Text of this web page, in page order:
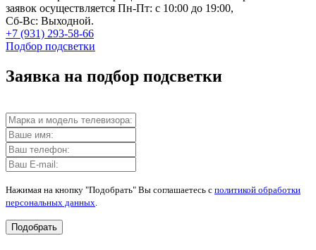
заявок осуществляется Пн-Пт: с 10:00 до 19:00,
Сб-Вс: Выходной.
+7 (931) 293-58-66
Подбор подсветки
Заявка на подбор подсветки
Нажимая на кнопку "Подобрать" Вы соглашаетесь с политикой обработки
персональных данных
Подобрать